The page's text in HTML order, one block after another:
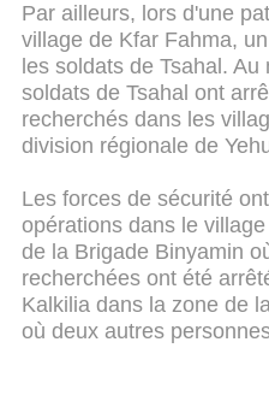
Par ailleurs, lors d'une
village de Kfar Fahma,
les soldats de Tsahal.
soldats de Tsahal ont
recherchés dans les
division régionale de
Les forces de sécurité
opérations dans le
de la Brigade Binyamin
recherchées ont été
Kalkilia dans la zone de
où deux autres